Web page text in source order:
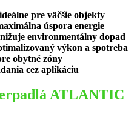
pre väčšie objekty
úspora energie
environmentálny dopad
výkon a spotreba
obytné zóny
cez aplikáciu
ATLANTIC